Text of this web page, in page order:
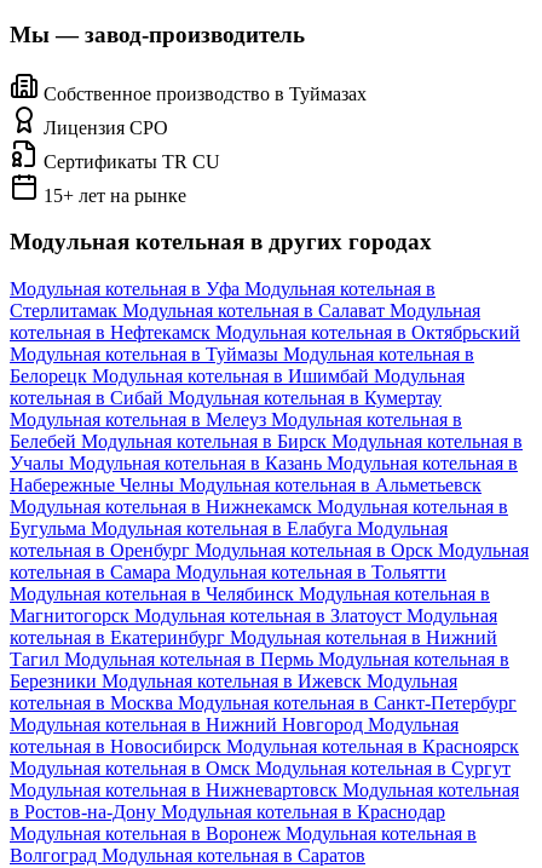
Мы — завод-производитель
Собственное производство в Туймазах
Лицензия СРО
Сертификаты TR CU
15+ лет на рынке
Модульная котельная в других городах
Модульная котельная в Уфа Модульная котельная в
Стерлитамак Модульная котельная в Салават Модульная
котельная в Нефтекамск Модульная котельная в Октябрьский
Модульная котельная в Туймазы Модульная котельная в
Белорецк Модульная котельная в Ишимбай Модульная
котельная в Сибай Модульная котельная в Кумертау
Модульная котельная в Мелеуз Модульная котельная в
Белебей Модульная котельная в Бирск Модульная котельная в
Учалы Модульная котельная в Казань Модульная котельная в
Набережные Челны Модульная котельная в Альметьевск
Модульная котельная в Нижнекамск Модульная котельная в
Бугульма Модульная котельная в Елабуга Модульная
котельная в Оренбург Модульная котельная в Орск Модульная
котельная в Самара Модульная котельная в Тольятти
Модульная котельная в Челябинск Модульная котельная в
Магнитогорск Модульная котельная в Златоуст Модульная
котельная в Екатеринбург Модульная котельная в Нижний
Тагил Модульная котельная в Пермь Модульная котельная в
Березники Модульная котельная в Ижевск Модульная
котельная в Москва Модульная котельная в Санкт-Петербург
Модульная котельная в Нижний Новгород Модульная
котельная в Новосибирск Модульная котельная в Красноярск
Модульная котельная в Омск Модульная котельная в Сургут
Модульная котельная в Нижневартовск Модульная котельная
в Ростов-на-Дону Модульная котельная в Краснодар
Модульная котельная в Воронеж Модульная котельная в
Волгоград Модульная котельная в Саратов